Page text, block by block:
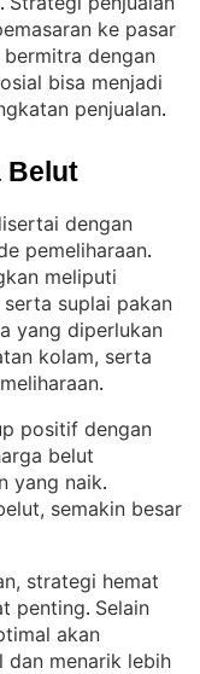
ke pasar
dengan
bisa menjadi
penjualan.
Belut
dengan
pemeliharaan
meliputi
suplai pakan
yang diperlukan
kolam, serta
.
positif dengan
belut
yang naik
semakin besar
strategi hemat
penting. Selain
akan
dan menarik lebih